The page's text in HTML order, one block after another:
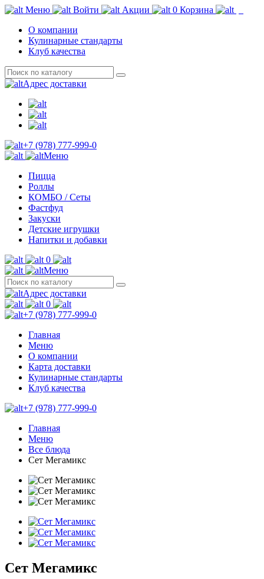
Меню Войти Акции 0 Корзина
О компании
Кулинарные стандарты
Клуб качества
Адрес доставки
+7 (978) 777-999-0
Меню
Пицца
Роллы
КОМБО / Сеты
Фастфуд
Закуски
Детские игрушки
Напитки и добавки
0
Меню
Адрес доставки
0
+7 (978) 777-999-0
Главная
Меню
О компании
Карта доставки
Кулинарные стандарты
Клуб качества
+7 (978) 777-999-0
Главная
Меню
Все блюда
Сет Мегамикс
Сет Мегамикс